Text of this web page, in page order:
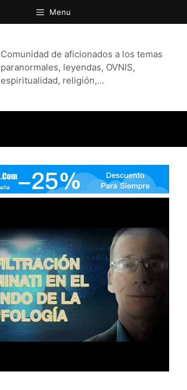
Menu
Comunidad de aficionados a los temas
paranormales, leyendas, OVNIS,
espiritualidad, religión,…